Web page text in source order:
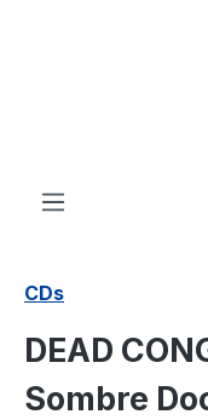
CDs
DEAD
Sombre